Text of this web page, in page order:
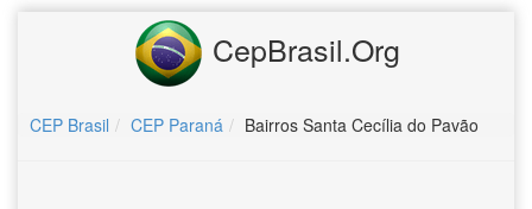
CepBrasil.Org
CEP Brasil CEP Paraná Bairros Santa Cecília do Pavão